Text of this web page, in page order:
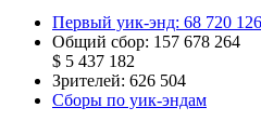
Первый уик-энд: 68 720 126
Общий сбор: 157 678 264
$ 5 437 182
Зрителей: 626 504
Сборы по уик-эндам